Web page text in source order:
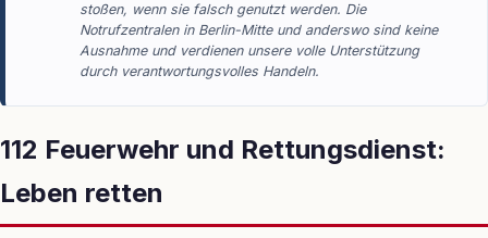
stoßen, wenn sie falsch genutzt werden. Die
Notrufzentralen in Berlin-Mitte und anderswo sind keine
Ausnahme und verdienen unsere volle Unterstützung
durch verantwortungsvolles Handeln.
112 Feuerwehr und Rettungsdienst:
Leben retten